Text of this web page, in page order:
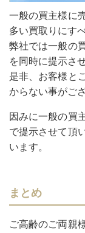
一般の買主様に
多い買取りにす
弊社では一般の
を同時に提示さ
是非、お客様と
からない事がご
因みに一般の買
で提示させて頂
います。
まとめ
ご高齢のご両親